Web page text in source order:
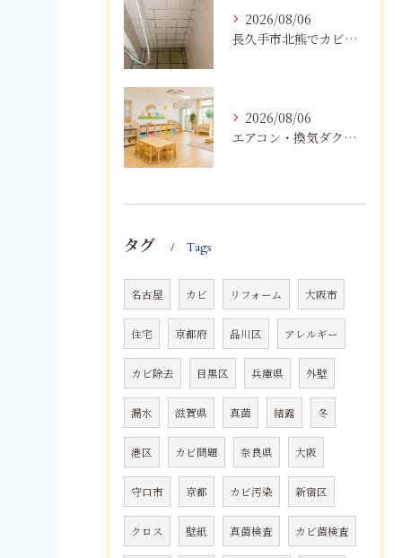
2026/08/06
長久手市北熊でカビに悩む方へ｜健康被害を防ぐための対策とは
2026/08/06
エアコン・換気ダクトのカビ臭を根本改善する方法
タグ Tags
名古屋 カビ リフォーム 大阪市
住宅 京都府 品川区 アレルギー
カビ除去 目黒区 兵庫県 外壁
漏水 滋賀県 真菌 結露 冬
港区 カビ問題 奈良県 大阪
守口市 京都 カビ汚染 新宿区
クロス 壁紙 真菌検査 カビ菌検査